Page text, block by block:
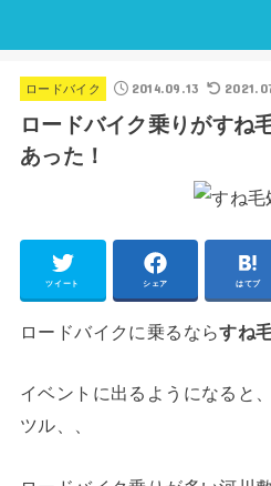
ロードバイク 2014.09.13
ロードバイク乗りがすね
あった！
ツイート シェア はてブ
ロードバイクに乗るならすね
イベントに出るようになると
ツル、、